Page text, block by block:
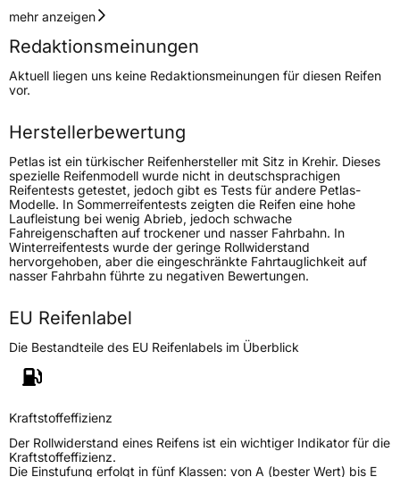
Geschwindigkeitsindex
Höchstgeschwindigkeit
170 km/h
Lastindex113/111
Höchstlast1150/1090 kg
Generelle Merkmale
FahrzeugtypTransporter
VerwendungSommerreifen
ModellnameFull Power PT825 Plus
Weitere Eigenschaften
Schlauchtyp
Zustand Neureifen
C-ReifenJa
mehr anzeigen
Redaktionsmeinungen
Aktuell liegen uns keine Redaktionsmeinungen für diesen Reifen
vor.
Herstellerbewertung
Petlas ist ein türkischer Reifenhersteller mit Sitz in Krehir. Dieses
spezielle Reifenmodell wurde nicht in deutschsprachigen
Reifentests getestet, jedoch gibt es Tests für andere Petlas-
Modelle. In Sommerreifentests zeigten die Reifen eine hohe
Laufleistung bei wenig Abrieb, jedoch schwache
Fahreigenschaften auf trockener und nasser Fahrbahn. In
Winterreifentests wurde der geringe Rollwiderstand
hervorgehoben, aber die eingeschränkte Fahrtauglichkeit auf
nasser Fahrbahn führte zu negativen Bewertungen.
EU Reifenlabel
Die Bestandteile des EU Reifenlabels im Überblick
Kraftstoffeffizienz
Der Rollwiderstand eines Reifens ist ein wichtiger Indikator für die
Kraftstoffeffizienz.
Die Einstufung erfolgt in fünf Klassen: von A (bester Wert) bis E